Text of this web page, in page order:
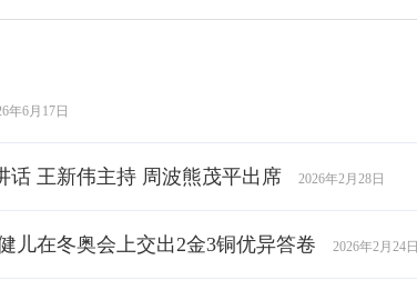
年6月17日
话 王新伟主持 周波熊茂平出席 2026年2月28日
在冬奥会上交出2金3铜优异答卷 2026年2月24日